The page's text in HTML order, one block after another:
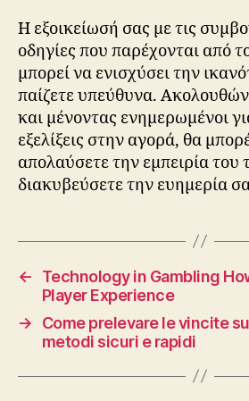
Η εξοικείωσή σας με τις
οδηγίες που παρέχονται από
μπορεί να ενισχύσει την
παίζετε υπεύθυνα.
και μένοντας ενημερωμένοι
εξελίξεις στην αγορά, θα
απολαύσετε την εμπειρία του
διακυβεύσετε την ευημερία
←
Technology in Gambling
Player Experience
→
Come prelevare le vincite
metodi sicuri e rapidi